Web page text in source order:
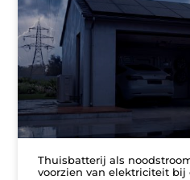
Thuisbatterij als
voorzien van elektriciteit bij